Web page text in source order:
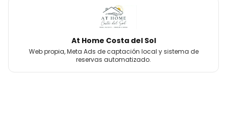
At Home Costa del Sol
Web propia, Meta Ads de captación local y sistema de
reservas automatizado.